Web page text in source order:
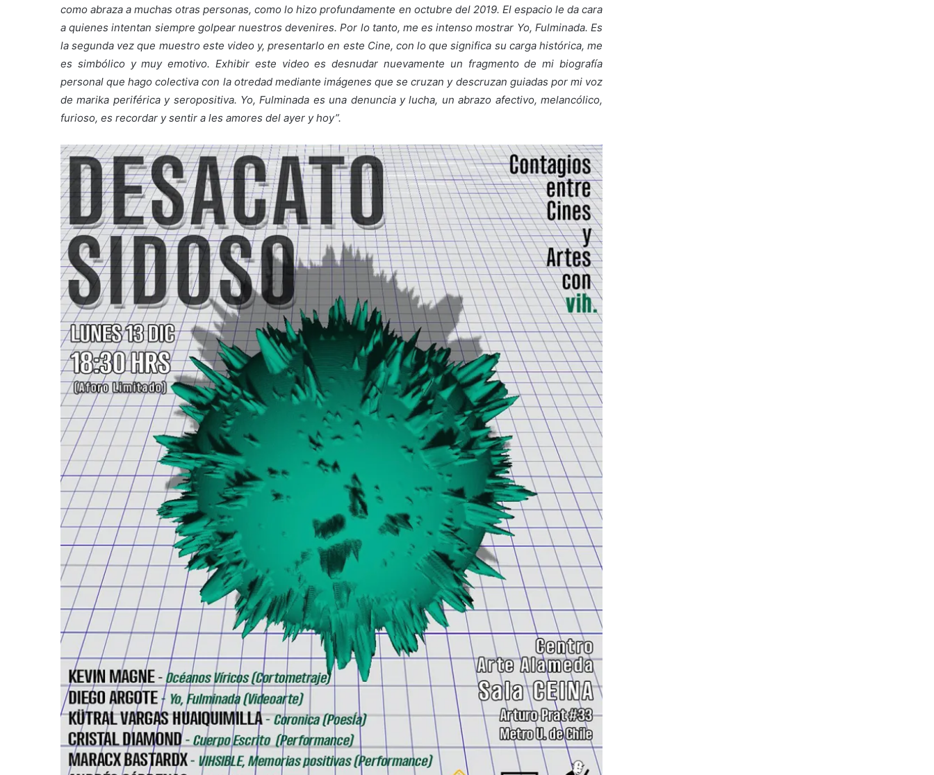
como abraza a muchas otras personas, como lo hizo profundamente en octubre del 2019. El espacio le da cara
a quienes intentan siempre golpear nuestros devenires. Por lo tanto, me es intenso mostrar Yo, Fulminada. Es
la segunda vez que muestro este video y, presentarlo en este Cine, con lo que significa su carga histórica, me
es simbólico y muy emotivo. Exhibir este video es desnudar nuevamente un fragmento de mi biografía
personal que hago colectiva con la otredad mediante imágenes que se cruzan y descruzan guiadas por mi voz
de marika periférica y seropositiva. Yo, Fulminada es una denuncia y lucha, un abrazo afectivo, melancólico,
furioso, es recordar y sentir a les amores del ayer y hoy”.